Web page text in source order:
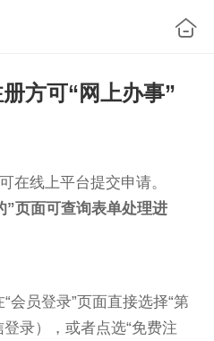
方可“网上办事”
在线上平台提交申请。
”页面可查询表单处理进
会员登录”页面直接选择“第
登录），或者点选“免费注